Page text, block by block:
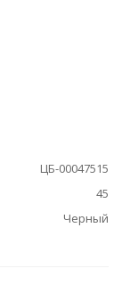
ЦБ-00047515
45
Черный